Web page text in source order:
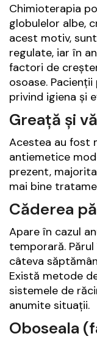
Chimioterapia
globulelor albe,
acest motiv,
regulate, iar în
factori de
osoase.
privind igiena și
Greață și
Acestea au fost
antiemetice
prezent,
mai bine
Căderea
Apare în cazul
temporară.
câteva
Există metode
sistemele de
anumite situații.
Oboseala